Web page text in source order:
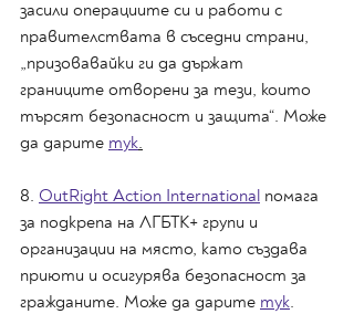
засили операциите си и работи с
правителствата в съседни страни,
„призовавайки ги да държат
границите отворени за тези, които
търсят безопасност и защита“. Може
да дарите тук.
8. OutRight Action International помага
за подкрепа на ЛГБТК+ групи и
организации на място, като създава
приюти и осигурява безопасност за
гражданите. Може да дарите тук.